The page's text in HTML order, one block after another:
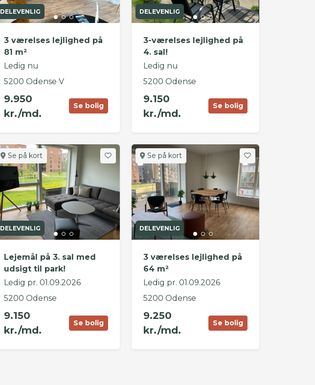
DELEVENLIG
3 værelses lejlighed på
81 m²
Ledig nu
5200 Odense V
9.950
kr./md.
Se bolig
DELEVENLIG
3-værelses lejlighed på
4. sal!
Ledig nu
5200 Odense
9.150
kr./md.
Se bolig
Se på kort
DELEVENLIG
Lejemål på 3. sal med
udsigt til park!
Ledig pr. 01.09.2026
5200 Odense
9.150
kr./md.
Se bolig
Se på kort
DELEVENLIG
3 værelses lejlighed på
64 m²
Ledig pr. 01.09.2026
5200 Odense
9.250
kr./md.
Se bolig